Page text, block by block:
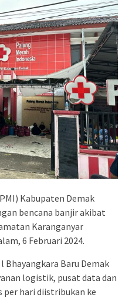
Kabupaten Demak
bencana banjir akibat
Karanganyar
6 Februari 2024.
Bhayangkara Baru Demak
logistik, pusat data dan
per hari diistribukan ke